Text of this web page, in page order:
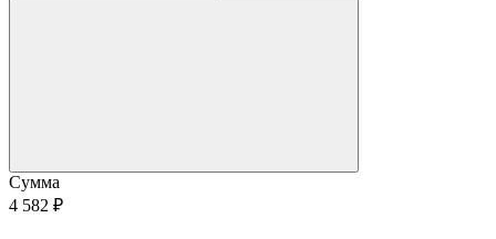
Сумма
4 582 ₽